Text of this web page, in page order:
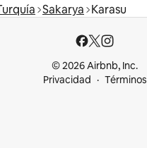
Sakarya Karasu
© 2026 Airbnb, Inc.
Privacidad
Términos